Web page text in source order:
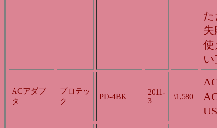
失
ACアダプ
タ
プロテッ
ク
PD-4BK
2011-
3
\1,580